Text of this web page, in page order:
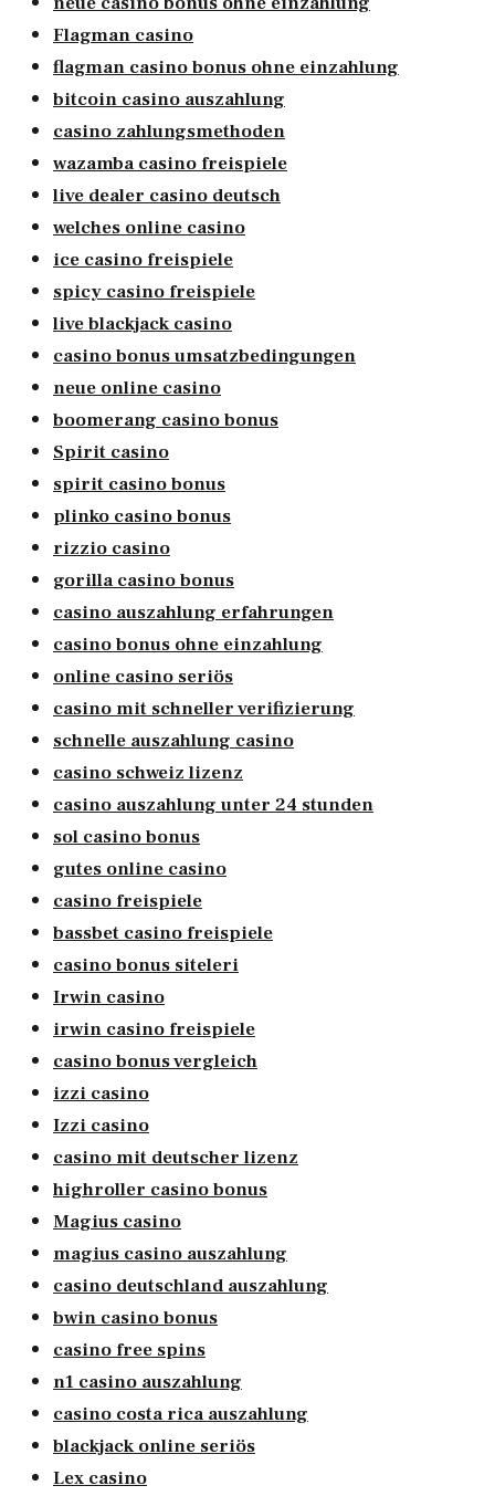
Flagman casino
flagman casino bonus ohne einzahlung
bitcoin casino auszahlung
casino zahlungsmethoden
wazamba casino freispiele
live dealer casino deutsch
welches online casino
ice casino freispiele
spicy casino freispiele
live blackjack casino
casino bonus umsatzbedingungen
neue online casino
boomerang casino bonus
Spirit casino
spirit casino bonus
plinko casino bonus
rizzio casino
gorilla casino bonus
casino auszahlung erfahrungen
casino bonus ohne einzahlung
online casino seriös
casino mit schneller verifizierung
schnelle auszahlung casino
casino schweiz lizenz
casino auszahlung unter 24 stunden
sol casino bonus
gutes online casino
casino freispiele
bassbet casino freispiele
casino bonus siteleri
Irwin casino
irwin casino freispiele
casino bonus vergleich
izzi casino
Izzi casino
casino mit deutscher lizenz
highroller casino bonus
Magius casino
magius casino auszahlung
casino deutschland auszahlung
bwin casino bonus
casino free spins
n1 casino auszahlung
casino costa rica auszahlung
blackjack online seriös
Lex casino